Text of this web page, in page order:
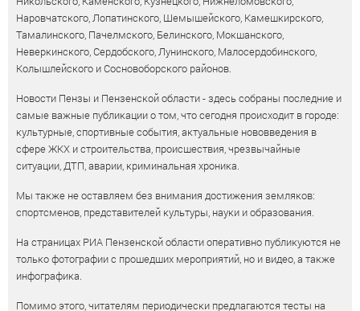
Наровчатского, Лопатинского, Шемышейского, Камешкирского,
Тамалинского, Пачелмского, Белинского, Мокшанского,
Неверкинского, Сердобского, Лунинского, Малосердобинского,
Колышлейского и Сосновоборского районов.
Новости Пензы и Пензенской области - здесь собраны последние и
самые важные публикации о том, что сегодня происходит в городе:
культурные, спортивные события, актуальные нововведения в
сфере ЖКХ и строительства, происшествия, чрезвычайные
ситуации, ДТП, аварии, криминальная хроника.
Мы также не оставляем без внимания достижения земляков:
спортсменов, представителей культуры, науки и образования.
На страницах РИА Пензенской области оперативно публикуются не
только фотографии с прошедших мероприятий, но и видео, а также
инфографика.
Помимо этого, читателям периодически предлагаются тесты на